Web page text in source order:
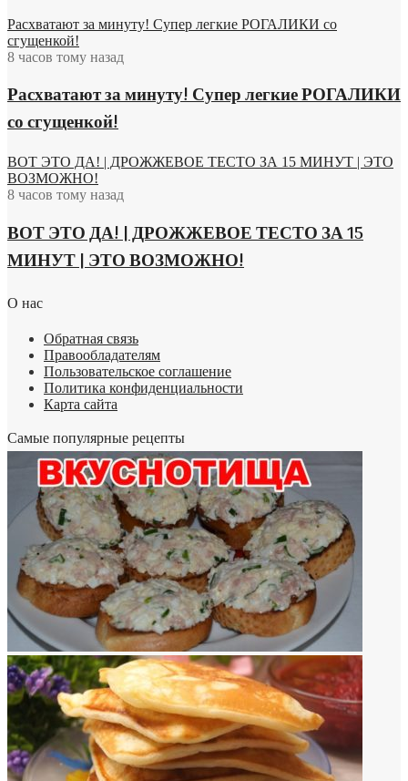
Расхватают за минуту! Супер легкие РОГАЛИКИ со
сгущенкой!
8 часов тому назад
Расхватают за минуту! Супер легкие РОГАЛИКИ
со сгущенкой!
ВОТ ЭТО ДА! | ДРОЖЖЕВОЕ ТЕСТО ЗА 15 МИНУТ | ЭТО
ВОЗМОЖНО!
8 часов тому назад
ВОТ ЭТО ДА! | ДРОЖЖЕВОЕ ТЕСТО ЗА 15
МИНУТ | ЭТО ВОЗМОЖНО!
О нас
Обратная связь
Правообладателям
Пользовательское соглашение
Политика конфиденциальности
Карта сайта
Самые популярные рецепты